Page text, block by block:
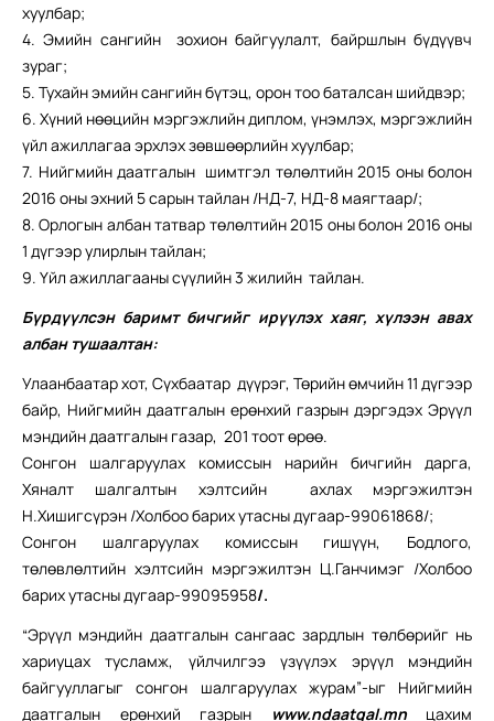
хуулбар;
4. Эмийн сангийн зохион байгуулалт, байршлын бүдүүвч
зураг;
5. Тухайн эмийн сангийн бүтэц, орон тоо баталсан шийдвэр;
6. Хүний нөөцийн мэргэжлийн диплом, үнэмлэх, мэргэжлийн
үйл ажиллагаа эрхлэх зөвшөөрлийн хуулбар;
7. Нийгмийн даатгалын шимтгэл төлөлтийн 2015 оны болон
2016 оны эхний 5 сарын тайлан /НД-7, НД-8 маягтаар/;
8. Орлогын албан татвар төлөлтийн 2015 оны болон 2016 оны
1 дүгээр улирлын тайлан;
9. Үйл ажиллагааны сүүлийн 3 жилийн тайлан.
Бүрдүүлсэн баримт бичгийг ирүүлэх хаяг, хүлээн авах
албан тушаалтан:
Улаанбаатар хот, Сүхбаатар дүүрэг, Төрийн өмчийн 11 дүгээр
байр, Нийгмийн даатгалын ерөнхий газрын дэргэдэх Эрүүл
мэндийн даатгалын газар, 201 тоот өрөө.
Сонгон шалгаруулах комиссын нарийн бичгийн дарга,
Хяналт шалгалтын хэлтсийн ахлах мэргэжилтэн
Н.Хишигсүрэн /Холбоо барих утасны дугаар-99061868/;
Сонгон шалгаруулах комиссын гишүүн, Бодлого,
төлөвлөлтийн хэлтсийн мэргэжилтэн Ц.Ганчимэг /Холбоо
барих утасны дугаар-99095958/.
“Эрүүл мэндийн даатгалын сангаас зардлын төлбөрийг нь
хариуцах тусламж, үйлчилгээ үзүүлэх эрүүл мэндийн
байгууллагыг сонгон шалгаруулах журам”-ыг Нийгмийн
даатгалын ерөнхий газрын
www.ndaatgal.mnцахим